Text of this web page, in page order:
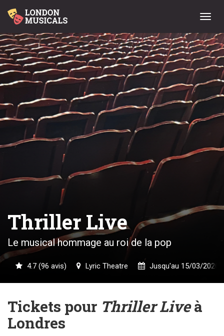
Menu
Thriller Live
Le musical hommage au roi de la pop
4.7 (96 avis) Lyric Theatre Jusqu'au 15/03/2020
Tickets pour Thriller Liveà
Londres